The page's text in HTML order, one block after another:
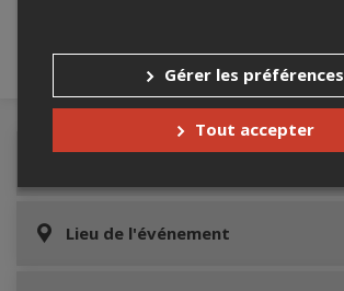
Lieu de l'événement
Gérer les préférences
Tout accepter